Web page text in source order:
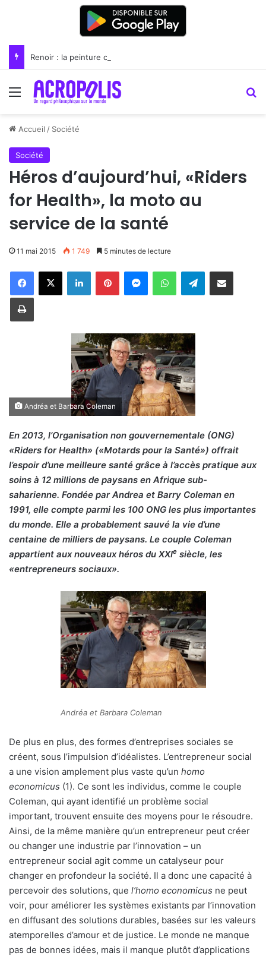
Renoir : la peinture comme un art du lien
Menu
Accueil / Société
Société
Héros d’aujourd’hui, «Riders
for Health», la moto au
service de la santé
11 mai 2015 1 749 5 minutes de lecture
LinkedinPinterestMessengerWhatsAppTelegramPartager par email
Imprimer
Andréa et Barbara Coleman
En 2013, l’Organisation non gouvernementale (ONG)
«Riders for Health» («Motards pour la Santé») offrait
l’espoir d’une meilleure santé grâce à l’accès pratique aux
soins à 12 millions de paysans en Afrique sub-
saharienne. Fondée par Andrea et Barry Coleman en
1991, elle compte parmi les 100 ONG les plus importantes
du monde. Elle a probablement sauvé la vie d’une
centaine de milliers de paysans. Le couple Coleman
appartient aux nouveaux héros du XXIe siècle, les
«entrepreneurs sociaux».
Andréa et Barbara Coleman
De plus en plus, des formes d’entreprises sociales se
créent, sous l’impulsion d’idéalistes. L’entrepreneur social
a une vision amplement plus vaste qu’un homo
economicus (1). Ce sont les individus, comme le couple
Coleman, qui ayant identifié un problème social
important, trouvent ensuite des moyens pour le résoudre.
Ainsi, de la même manière qu’un entrepreneur peut créer
ou changer une industrie par l’innovation – un
entrepreneur social agit comme un catalyseur pour
changer en profondeur la société. Il a donc une capacité à
percevoir des solutions, que l’homo economicus ne peut
voir, pour améliorer les systèmes existants par l’innovation
en diffusant des solutions durables, basées sur les valeurs
atemporelles d’amour et de justice. Le monde ne manque
pas de bonnes idées, mais il manque plutôt d’applications